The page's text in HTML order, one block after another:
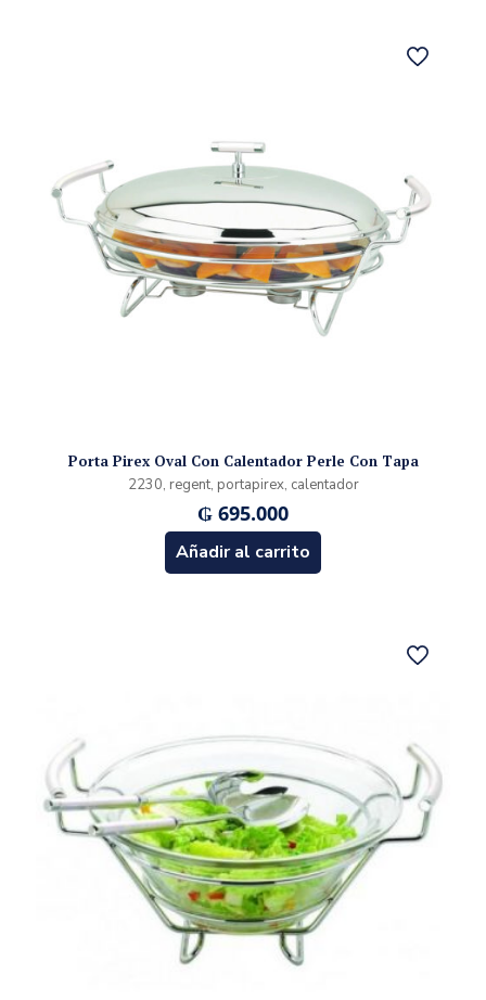
Porta Pirex Oval Con Calentador Perle Con Tapa
2230, regent, portapirex, calentador
₲ 695.000
Añadir al carrito